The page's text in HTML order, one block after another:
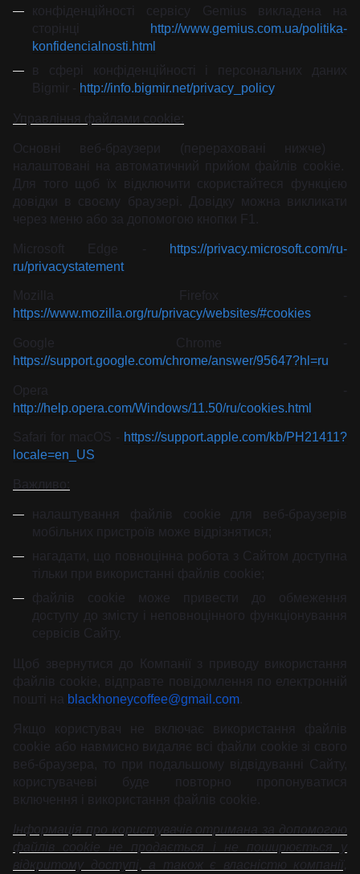
конфіденційності сервісу Gemius викладена на
сторінці
http://www.gemius.com.ua/politika-
konfidencialnosti.html
в сфері конфіденційності і персональних даних
Bigmir - http://info.bigmir.net/privacy_policy
Управління файлами cookie:
Основні веб-браузери (перераховані нижче)
налаштовані на автоматичний прийом файлів cookie.
Для того щоб їх відключити скористайтеся функцією
довідки в своєму браузері. Довідку можна викликати
через меню або за допомогою кнопки F1.
Microsoft Edge -
https://privacy.microsoft.com/ru-
ru/privacystatement
Mozilla Firefox -
https://www.mozilla.org/ru/privacy/websites/#cookies
Google Chrome -
https://support.google.com/chrome/answer/95647?hl=ru
Opera -
http://help.opera.com/Windows/11.50/ru/cookies.html
Safari for macOS - https://support.apple.com/kb/PH21411?
locale=en_US
Важливо:
налаштування файлів cookie для веб-браузерів
мобільних пристроїв може відрізнятися;
нагадати, що повноцінна робота з Сайтом доступна
тільки при використанні файлів cookie;
файлів cookie може привести до обмеження
доступу до змісту і неповноцінного функціонування
сервісів Сайту.
Щоб звернутися до Компанії з приводу використання
файлів cookie, відправте повідомлення по електронній
пошті на blackhoneycoffee@gmail.com
Якщо користувач не включає використання файлів
cookie або навмисно видаляє всі файли cookie зі свого
веб-браузера, то при подальшому відвідуванні Сайту,
користувачеві буде повторно пропонуватися
включення і використання файлів cookie.
Інформація про користувачів отримана за допомогою
файлів cookie не продається і не поширюється у
відкритому доступі, а також є власністю компанії,